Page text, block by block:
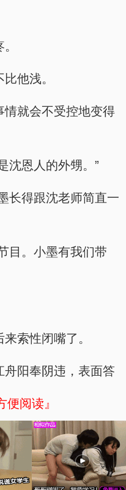
他浅。
情就会不受控地变得
沈恩人的外甥。”
长得跟沈老师简直一
目。小墨有我们带
索性闭嘴了。
舟阳奉阴违，表面答
便阅读』